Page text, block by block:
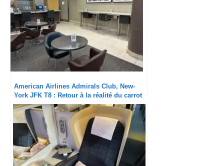
American Airlines Admirals Club, New-
York JFK T8 : Retour à la réalité du carrot
club